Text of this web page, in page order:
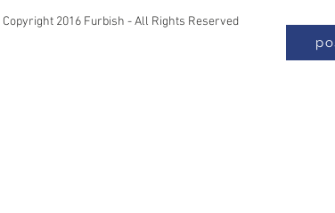
2016 Furbish - All Rights Reserved